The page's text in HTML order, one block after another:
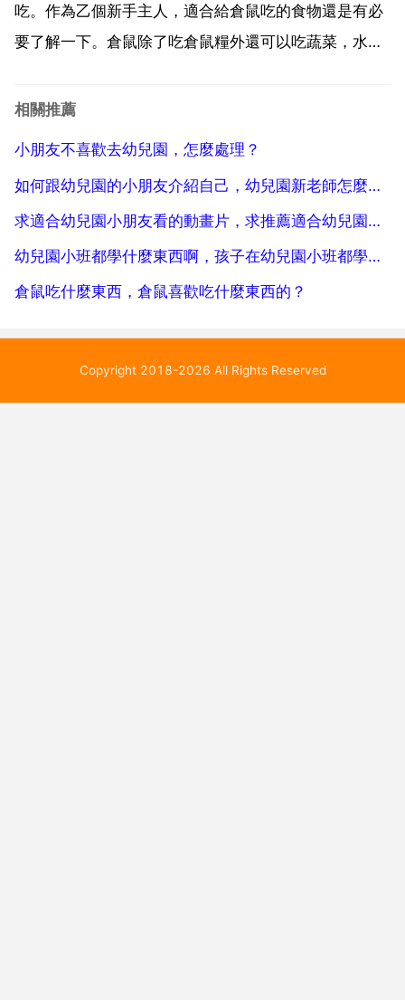
吃。作為乙個新手主人，適合給倉鼠吃的食物還是有必
要了解一下。倉鼠除了吃倉鼠糧外還可以吃蔬菜，水
倉鼠吃什麼食物。倉鼠給我們的印象就是整天都愛拿著
相關推薦
小朋友不喜歡去幼兒園，怎麼處理？
如何跟幼兒園的小朋友介紹自己，幼兒園新老師怎麼向小朋友介紹自己
求適合幼兒園小朋友看的動畫片，求推薦適合幼兒園小朋友看的動畫片？
幼兒園小班都學什麼東西啊，孩子在幼兒園小班都學什麼啊
倉鼠吃什麼東西，倉鼠喜歡吃什麼東西的？
Copyright 2018-2026 All Rights Reserved